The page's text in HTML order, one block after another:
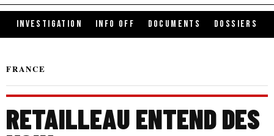
INVESTIGATION INFO OFF DOCUMENTS DOSSIERS
FRANCE
RETAILLEAU ENTEND DES